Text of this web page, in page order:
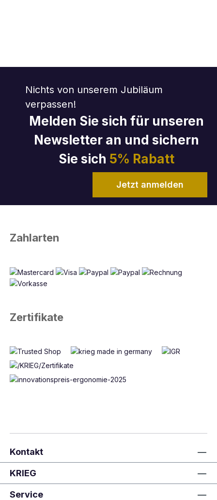
Nichts von unserem Jubiläum
verpassen!
Melden Sie sich für unseren
Newsletter an und sichern
Sie sich 5% Rabatt
Jetzt anmelden
Zahlarten
Zertifikate
Kontakt
KRIEG
Service